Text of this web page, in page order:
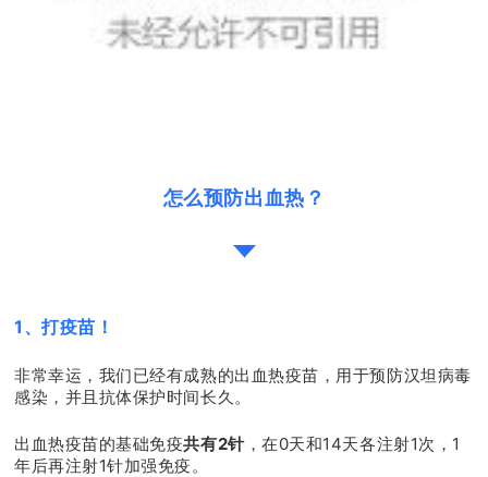
怎么预防出血热？
1、打疫苗！
非常幸运，我们已经有成熟的出血热疫苗，用于预防汉坦病毒
感染，并且抗体保护时间长久。
出血热疫苗的基础免疫共有2针，在0天和14天各注射1次，1
年后再注射1针加强免疫。